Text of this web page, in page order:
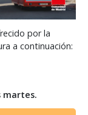
por la
a continuación:
martes.